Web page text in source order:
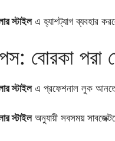
স্টাইলএ হ্যাশট্যাগ ব্যবহার
বোরকা পরা
স্টাইলএ প্রফেশনাল লুক আনতে
স্টাইলঅনুযায়ী সবসময়